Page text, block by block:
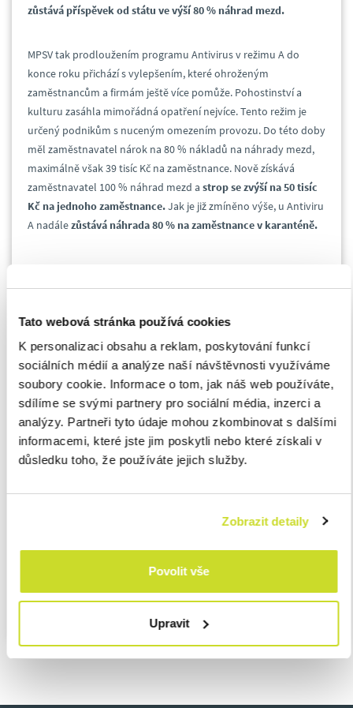
Tato webová stránka používá cookies
K personalizaci obsahu a reklam, poskytování funkcí
sociálních médií a analýze naší návštěvnosti využíváme
soubory cookie. Informace o tom, jak náš web používáte,
sdílíme se svými partnery pro sociální média, inzerci a
analýzy. Partneři tyto údaje mohou zkombinovat s dalšími
informacemi, které jste jim poskytli nebo které získali v
důsledku toho, že používáte jejich služby.
Zobrazit detaily
Povolit vše
Upravit
zůstává příspěvek od státu ve výší 80 % náhrad mezd.
MPSV tak prodloužením programu Antivirus v režimu A do
konce roku přichází s vylepšením, které ohroženým
zaměstnancům a firmám ještě více pomůže. Pohostinství a
kulturu zasáhla mimořádná opatření nejvíce. Tento režim je
určený podnikům s nuceným omezením provozu. Do této doby
měl zaměstnavatel nárok na 80 % nákladů na náhrady mezd,
maximálně však 39 tisíc Kč na zaměstnance. Nově získává
zaměstnavatel 100 % náhrad mezd a strop se zvýší na 50 tisíc
Kč na jednoho zaměstnance.Jak je již zmíněno výše, u Antiviru
A nadálezůstává náhrada 80 % na zaměstnance v karanténě.
podnikových zaměstnanců, na něž dopadla koronavirová krize
vstupů), se nemění a fungovat by měl do konce října. Antivirus
C se týkal odpuštění odvodů na povinné sociální pojištění pro
zaměstnavatele, a to na tři měsíce (červen, červenec, srpen).
Ministryně Maláčová prohlásila, že oúpravách Antiviru B i C
bude vláda jednat v blízké době a případně představí další
změny.
V případě potřeby doplnění informací v souvislosti s
Head of Payroll